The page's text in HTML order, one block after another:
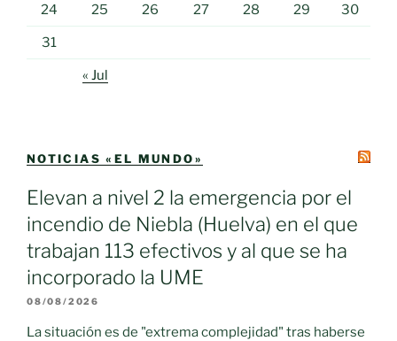
24 25 26 27 28 29 30
31
« Jul
NOTICIAS «EL MUNDO»
Elevan a nivel 2 la emergencia por el
incendio de Niebla (Huelva) en el que
trabajan 113 efectivos y al que se ha
incorporado la UME
08/08/2026
La situación es de "extrema complejidad" tras haberse